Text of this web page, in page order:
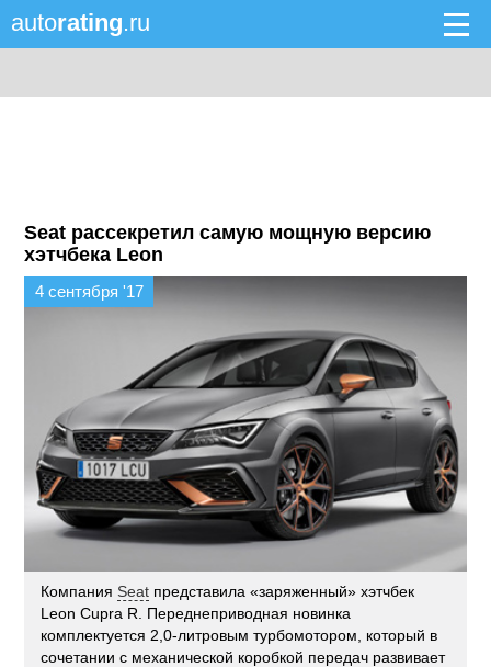
autorating.ru
Seat рассекретил самую мощную версию
хэтчбека Leon
4 сентября '17
Компания Seat представила «заряженный» хэтчбек
Leon Cupra R. Переднеприводная новинка
комплектуется 2,0-литровым турбомотором, который в
сочетании с механической коробкой передач развивает